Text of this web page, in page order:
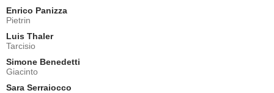
Enrico Panizza
Pietrin
Luis Thaler
Tarcisio
Simone Benedetti
Giacinto
Sara Serraiocco